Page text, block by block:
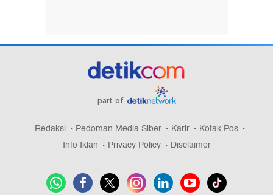
part of
Redaksi Pedoman Media Siber Karir
Kotak Pos
Info Iklan
Privacy Policy Disclaimer